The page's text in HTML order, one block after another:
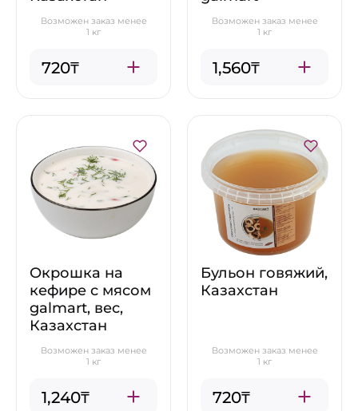
Возможен заказ менее
1 кг
720₸
Возможен заказ менее
1 кг
1,560₸
Окрошка на
кефире с мясом
galmart, вес,
Казахстан
Возможен заказ менее
1 кг
1,240₸
Бульон говяжий,
Казахстан
Возможен заказ менее
1 кг
720₸